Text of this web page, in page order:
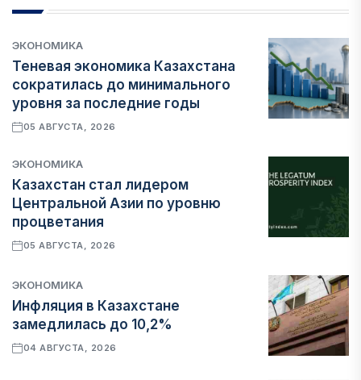
ЭКОНОМИКА
Теневая экономика Казахстана
сократилась до минимального
уровня за последние годы
05 АВГУСТА, 2026
ЭКОНОМИКА
Казахстан стал лидером
Центральной Азии по уровню
процветания
05 АВГУСТА, 2026
ЭКОНОМИКА
Инфляция в Казахстане
замедлилась до 10,2%
04 АВГУСТА, 2026